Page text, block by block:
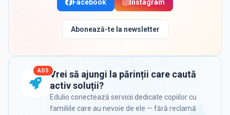
Facebook Instagram
Abonează-te la newsletter
ADS Vrei să ajungi la părinții care caută
activ soluții?
Edulio conectează servicii dedicate copiilor cu
familiile care au nevoie de ele — fără reclamă